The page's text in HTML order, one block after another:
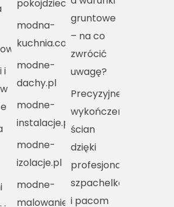
i
pokojdziecka.pl
modna-
kuchnia.com.pl
modne-
dachy.pl
modne-
instalacje.pl
modne-
izolacje.pl
modne-
malowanie.pl
gruntowe
– na co
zwrócić
uwagę?
Precyzyjne
wykończenie
ścian
dzięki
profesjonalnym
szpachelkom
i pacom